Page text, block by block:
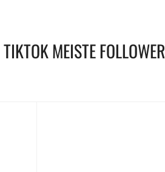
TIKTOK MEISTE FOLLOWER